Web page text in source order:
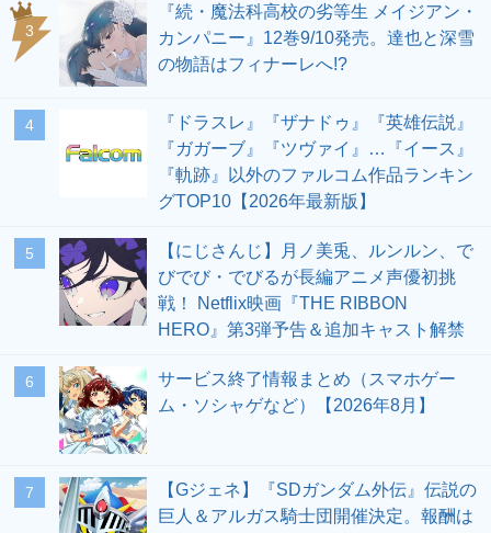
3
『続・魔法科高校の劣等生 メイジアン・
カンパニー』12巻9/10発売。達也と深雪
の物語はフィナーレへ!?
4
『ドラスレ』『ザナドゥ』『英雄伝説』
『ガガーブ』『ツヴァイ』…『イース』
『軌跡』以外のファルコム作品ランキン
グTOP10【2026年最新版】
5
【にじさんじ】月ノ美兎、ルンルン、で
びでび・でびるが長編アニメ声優初挑
戦！ Netflix映画『THE RIBBON
HERO』第3弾予告＆追加キャスト解禁
6
サービス終了情報まとめ（スマホゲー
ム・ソシャゲなど）【2026年8月】
7
【Gジェネ】『SDガンダム外伝』伝説の
巨人＆アルガス騎士団開催決定。報酬は